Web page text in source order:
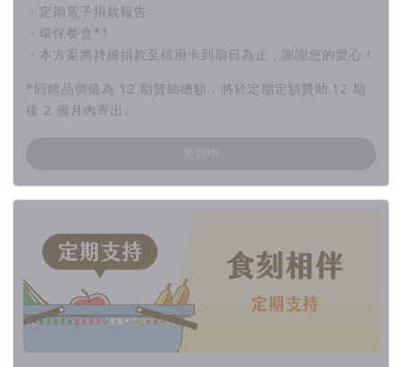
・定期電子捐款報告
・環保餐盒*1
・本方案將持續捐款至信用卡到期日為止，謝謝您的愛心！
*回饋品價值為 12 期贊助總額，將於定期定額贊助 12 期
後 2 個月內寄出。